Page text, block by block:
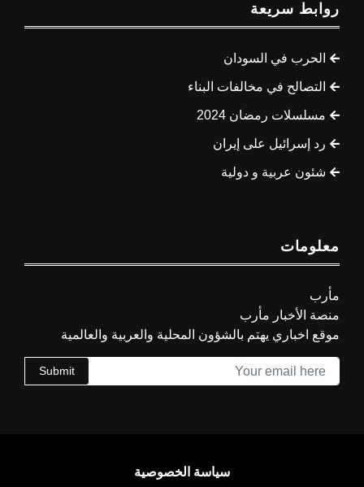
روابط سريعة
الحرب في السودان
التصالح في مخالفات البناء
مسلسلات رمضان 2024
رد إسرائيل على إيران
شئون عربية و دولية
معلومات
مأرب
منصة الأخبار مأرب
موقع اخباري يهتم بالشؤون المحلية والعربية والعالمية
Submit
سياسة الخصوصية